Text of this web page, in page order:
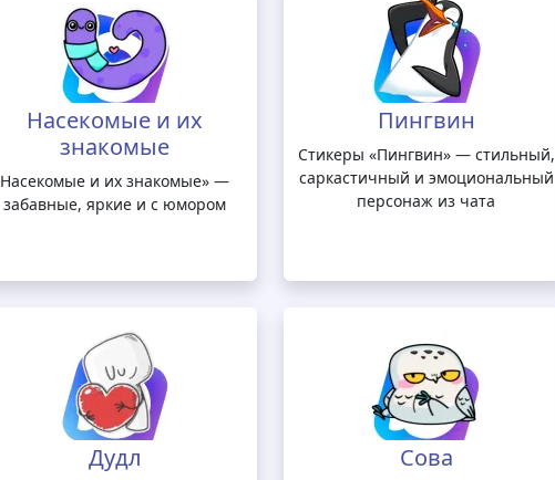
Насекомые и их
знакомые
Насекомые и их знакомые» —
забавные, яркие и с юмором
Пингвин
Стикеры «Пингвин» — стильный,
саркастичный и эмоциональный
персонаж из чата
Дудл Сова